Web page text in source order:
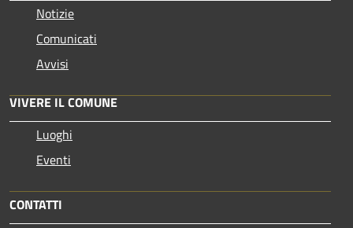
Notizie
Comunicati
Avvisi
VIVERE IL COMUNE
Luoghi
Eventi
CONTATTI